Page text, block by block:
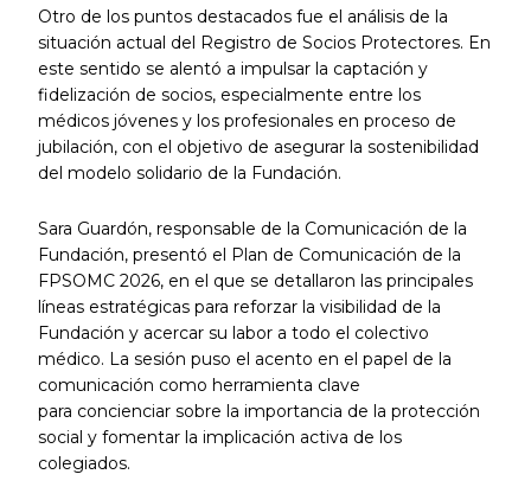
Otro de los puntos destacados fue el análisis de la
situación actual del Registro de Socios Protectores. En
este sentido se alentó a impulsar la captación y
fidelización de socios, especialmente entre los
médicos jóvenes y los profesionales en proceso de
jubilación, con el objetivo de asegurar la sostenibilidad
del modelo solidario de la Fundación.
Sara Guardón, responsable de la Comunicación de la
Fundación, presentó el Plan de Comunicación de la
FPSOMC 2026, en el que se detallaron las principales
líneas estratégicas para reforzar la visibilidad de la
Fundación y acercar su labor a todo el colectivo
médico. La sesión puso el acento en el papel de la
comunicación como herramienta clave
para concienciar sobre la importancia de la protección
social y fomentar la implicación activa de los
colegiados.